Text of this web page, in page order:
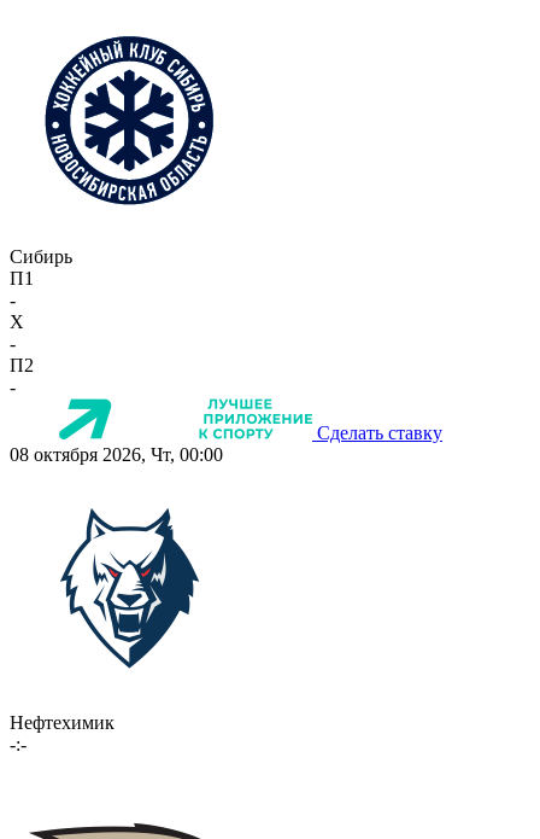
Сибирь
П1
-
X
-
П2
-
Сделать ставку
08 октября 2026, Чт, 00:00
Нефтехимик
-:-